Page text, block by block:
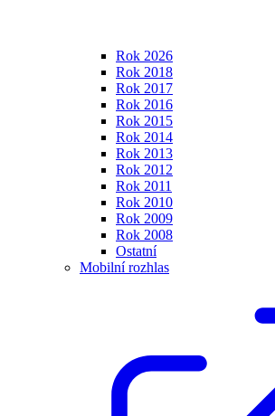
Rok 2026
Rok 2018
Rok 2017
Rok 2016
Rok 2015
Rok 2014
Rok 2013
Rok 2012
Rok 2011
Rok 2010
Rok 2009
Rok 2008
Ostatní
Mobilní rozhlas